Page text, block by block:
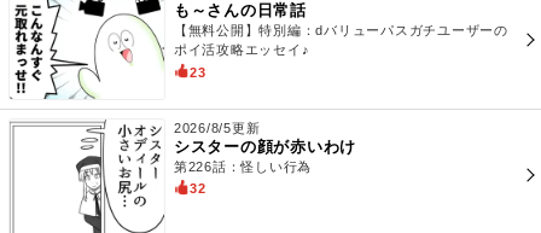
も～さんの日常話
【無料公開】特別編：dバリューパスガチユーザーの
ポイ活攻略エッセイ♪
23
2026/8/5更新
シスターの顔が赤いわけ
第226話：怪しい行為
32